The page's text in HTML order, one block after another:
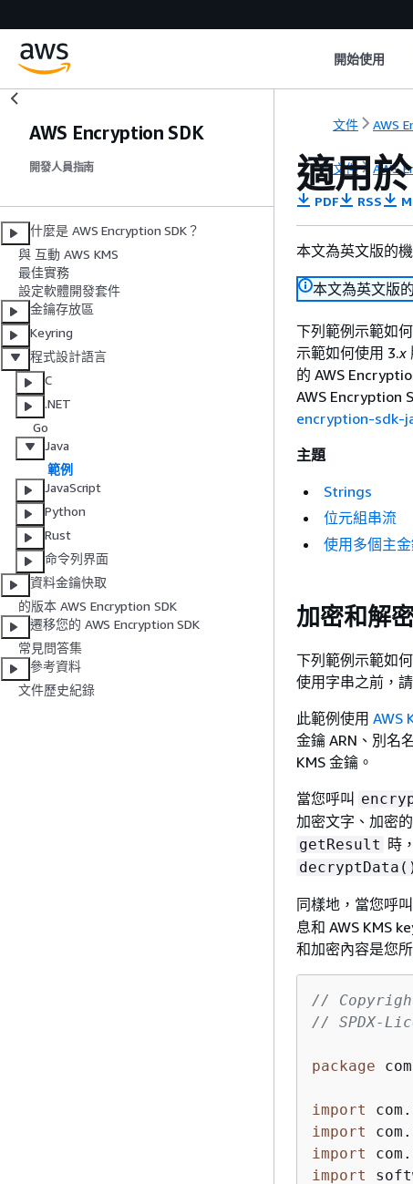
開始使用
AWS Encryption SDK
開發人員指南
什麼是 AWS Encryption SDK？
與 互動 AWS KMS
最佳實務
設定軟體開發套件
金鑰存放區
Keyring
程式設計語言
C
.NET
Go
Java
範例
JavaScript
Python
Rust
命令列界面
資料金鑰快取
的版本 AWS Encryption SDK
遷移您的 AWS Encryption SDK
常見問答集
參考資料
文件歷史紀錄
文件 AWS
文件 AWS
適用
PDF RSS
本文為英文版的
本文為英文版
下列範例示範如
示範如何使用 3.x
的 AWS
AWS Encryption
encryption-sdk-
主題
Strings
位元組串流
使用多個主
加密和解
下列範例示範如
使用字串之前，
此範例使用 AWS
金鑰 ARN、別名
KMS 金鑰。
當您呼叫
加密文字、加密
getResult 時
同樣地，當您呼
息和 AWS KMS
和加密內容是您
//
// SPDX-
package
import
import
import
import